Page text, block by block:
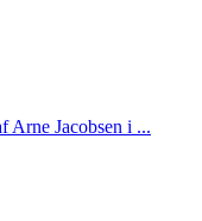
Arne Jacobsen i ...